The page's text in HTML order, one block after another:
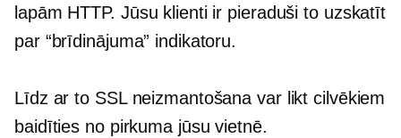
lapām HTTP. Jūsu klienti ir pieraduši to uzskatīt
par “brīdinājuma” indikatoru.
Līdz ar to SSL neizmantošana var likt cilvēkiem
baidīties no pirkuma jūsu vietnē.